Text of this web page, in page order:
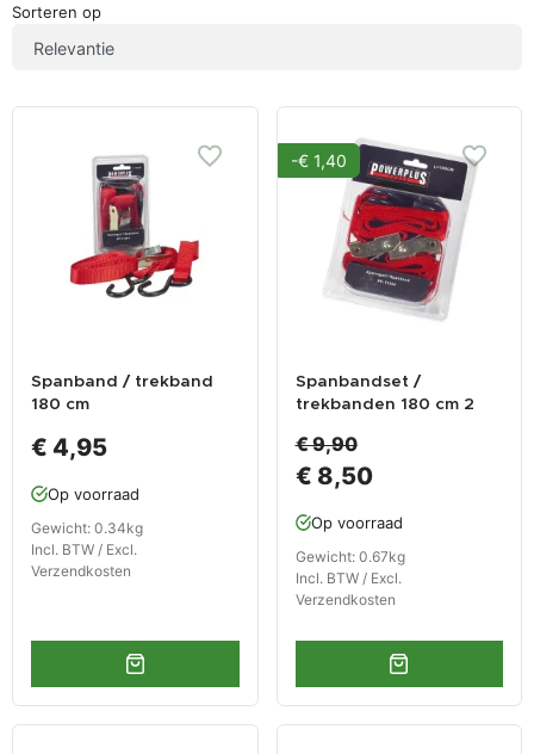
Sorteren op
Spanband / trekband
180 cm
€ 4,95
Op voorraad
Gewicht: 0.34kg
Incl. BTW / Excl.
Verzendkosten
-€ 1,40
Spanbandset /
trekbanden 180 cm 2
€ 9,90
€ 8,50
Op voorraad
Gewicht: 0.67kg
Incl. BTW / Excl.
Verzendkosten